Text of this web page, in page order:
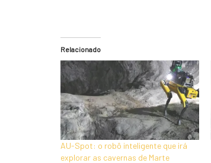
Relacionado
AU-Spot: o robô inteligente que irá
explorar as cavernas de Marte